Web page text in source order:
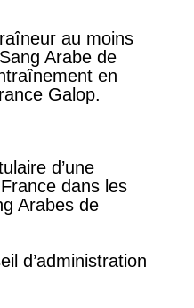
au moins
Arabe de
en
Galop.
d’une
dans les
Arabes de
d’administration